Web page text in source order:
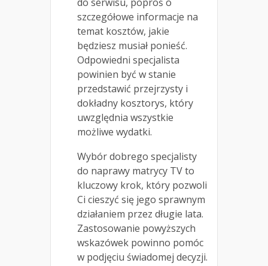
szczegółowe informacje na
temat kosztów, jakie
będziesz musiał ponieść.
Odpowiedni specjalista
powinien być w stanie
przedstawić przejrzysty i
dokładny kosztorys, który
uwzględnia wszystkie
możliwe wydatki.
Wybór dobrego specjalisty
do naprawy matrycy TV to
kluczowy krok, który pozwoli
Ci cieszyć się jego sprawnym
działaniem przez długie lata.
Zastosowanie powyższych
wskazówek powinno pomóc
w podjęciu świadomej decyzji.